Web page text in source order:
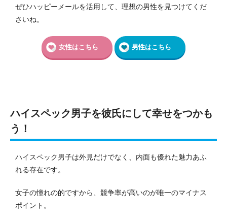
ぜひハッピーメールを活用して、理想の男性を見つけてくだ
さいね。
女性はこちら 男性はこちら
ハイスペック男子を彼氏にして幸せをつかも
う！
ハイスペック男子は外見だけでなく、内面も優れた魅力あふ
れる存在です。
女子の憧れの的ですから、競争率が高いのが唯一のマイナス
ポイント。